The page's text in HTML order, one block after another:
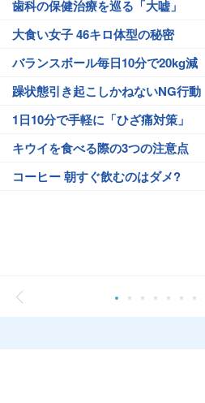
歯科の保健治療を巡る「大嘘」
大食い女子 46キロ体型の秘密
バランスボール毎日10分で20kg減
躁状態引き起こしかねないNG行動
1日10分で手軽に「ひざ痛対策」
キウイを食べる際の3つの注意点
コーヒー 朝すぐ飲むのはダメ?